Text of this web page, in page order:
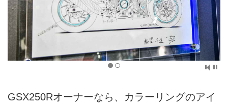
GSX250Rオーナーなら、カラーリングのアイ